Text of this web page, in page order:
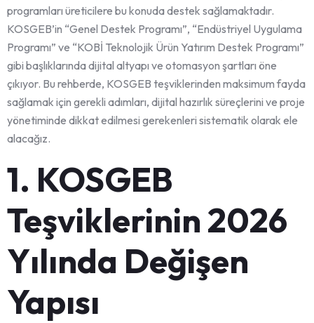
programları üreticilere bu konuda destek sağlamaktadır.
KOSGEB’in “Genel Destek Programı”, “Endüstriyel Uygulama
Programı” ve “KOBİ Teknolojik Ürün Yatırım Destek Programı”
gibi başlıklarında dijital altyapı ve otomasyon şartları öne
çıkıyor. Bu rehberde, KOSGEB teşviklerinden maksimum fayda
sağlamak için gerekli adımları, dijital hazırlık süreçlerini ve proje
yönetiminde dikkat edilmesi gerekenleri sistematik olarak ele
alacağız.
1. KOSGEB
Teşviklerinin 2026
Yılında Değişen
Yapısı